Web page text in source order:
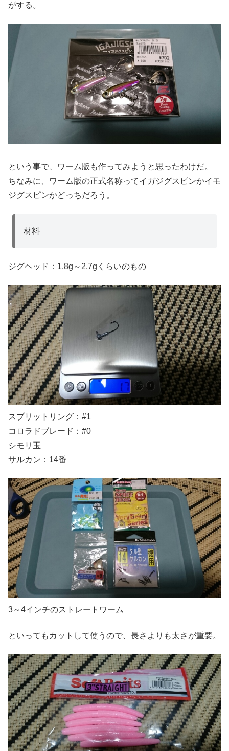
がする。
という事で、ワーム版も作ってみようと思ったわけだ。
ちなみに、ワーム版の正式名称ってイガジグスピンかイモ
ジグスピンかどっちだろう。
材料
ジグヘッド：1.8g～2.7gくらいのもの
スプリットリング：#1
コロラドブレード：#0
シモリ玉
サルカン：14番
3～4インチのストレートワーム
といってもカットして使うので、長さよりも太さが重要。